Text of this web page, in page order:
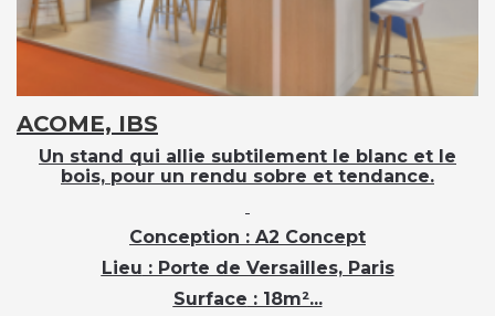
ACOME, IBS
Un stand qui allie subtilement le blanc et le
bois, pour un rendu sobre et tendance.
Conception : A2 Concept
Lieu : Porte de Versailles, Paris
Surface : 18m²...